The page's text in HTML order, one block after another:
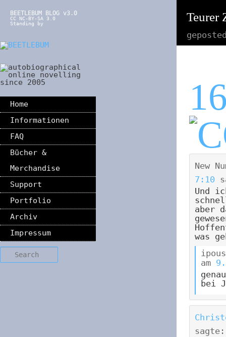
BEETLEBUM BLOG v3.0
CC NC-BY-SA 3.0
Standing by
Home
Informationen
FAQ
Bücher &
Merchandise
Support
Portfolio
Archiv
Impressum
Search
Teurer
New
7:10
Und
aber
was
ipous
am
bei
sagte: